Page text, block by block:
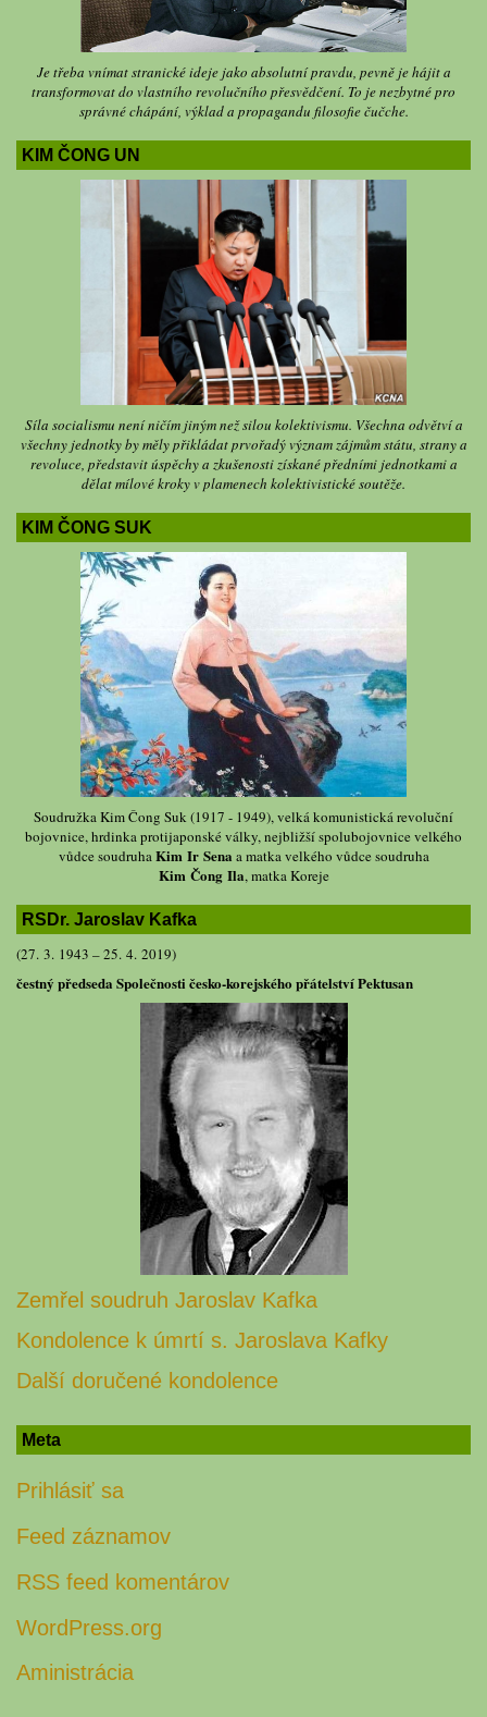
Je třeba vnímat stranické ideje jako absolutní pravdu, pevně je hájit a
transformovat do vlastního revolučního přesvědčení. To je nezbytné pro
správné chápání, výklad a propagandu filosofie čučche.
KIM ČONG UN
Síla socialismu není ničím jiným než silou kolektivismu. Všechna odvětví a
všechny jednotky by měly přikládat prvořadý význam zájmům státu, strany a
revoluce, představit úspěchy a zkušenosti získané předními jednotkami a
dělat mílové kroky v plamenech kolektivistické soutěže.
KIM ČONG SUK
Soudružka Kim Čong Suk (1917 - 1949), velká komunistická revoluční
bojovnice, hrdinka protijaponské války, nejbližší spolubojovnice velkého
vůdce soudruhaKim Ir Sena a matka velkého vůdce soudruha
Kim Čong Ila, matka Koreje
RSDr. Jaroslav Kafka
(27. 3. 1943 – 25. 4. 2019)
čestný předseda Společnosti česko-korejského přátelství Pektusan
Zemřel soudruh Jaroslav Kafka
Kondolence k úmrtí s. Jaroslava Kafky
Další doručené kondolence
Meta
Prihlásiť sa
Feed záznamov
RSS feed komentárov
WordPress.org
Aministrácia